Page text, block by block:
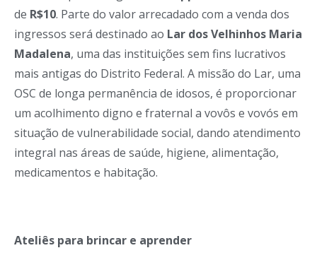
de R$10. Parte do valor arrecadado com a venda dos
ingressos será destinado ao Lar dos Velhinhos Maria
Madalena, uma das instituições sem fins lucrativos
mais antigas do Distrito Federal. A missão do Lar, uma
OSC de longa permanência de idosos, é proporcionar
um acolhimento digno e fraternal a vovôs e vovós em
situação de vulnerabilidade social, dando atendimento
integral nas áreas de saúde, higiene, alimentação,
medicamentos e habitação.
Ateliês para brincar e aprender